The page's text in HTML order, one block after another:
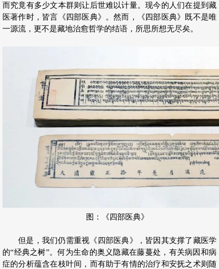
而究竟有多少文本群则让后世难以计量。现今的人们在提到藏
医著作时，皆言《四部医典》。然而，《四部医典》既不是唯
一源流，更不是藏地治愈哲学的结语，所思所想无尽矣。
图：《四部医典》
但是，我们仍需重视《四部医典》，皆因其支撑了藏医学
的“经典之树”。何为生命的奥义隐藏在藤蔓处，有关病因和病
症的分析蕴含在枝叶间，而有助于有情的治疗和安抚之术则随